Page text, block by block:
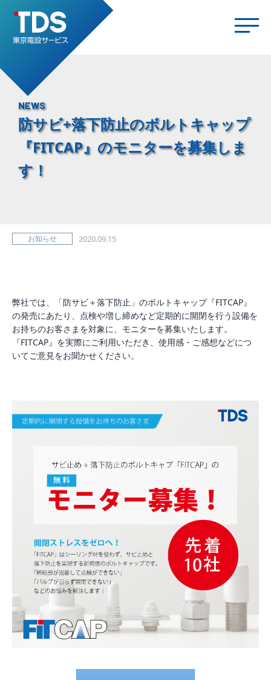
NEWS
防サビ+落下防止のボルトキャップ
『FITCAP』のモニターを募集しま
す！
お知らせ 2020.09.15
弊社では、「防サビ＋落下防止」のボルトキャップ『FITCAP』
の発売にあたり、点検や増し締めなど定期的に開閉を行う設備を
お持ちのお客さまを対象に、モニターを募集いたします。
『FITCAP』を実際にご利用いただき、使用感・ご感想などにつ
いてご意見をお聞かせください。